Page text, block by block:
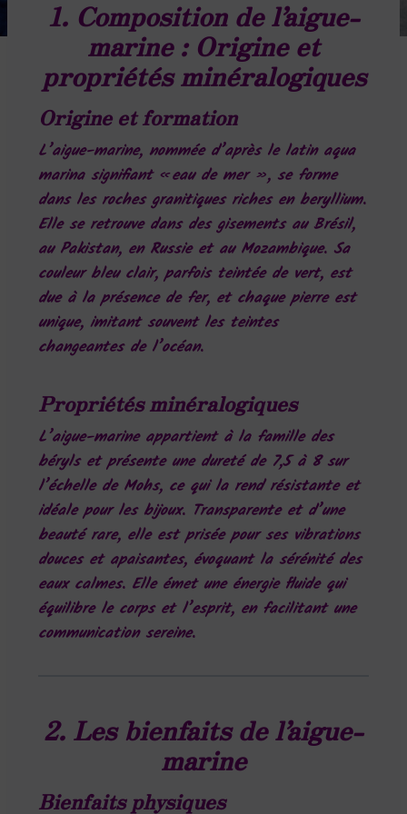
1. Composition de l’aigue-
marine : Origine et
propriétés minéralogiques
Origine et formation
L’aigue-marine, nommée d’après le latin aqua
marinasignifiant « eau de mer », se forme
dans les roches granitiques riches en beryllium.
Elle se retrouve dans des gisements au Brésil,
au Pakistan, en Russie et au Mozambique. Sa
couleur bleu clair, parfois teintée de vert, est
due à la présence de fer, et chaque pierre est
unique, imitant souvent les teintes
changeantes de l’océan.
Propriétés minéralogiques
L’aigue-marine appartient à la famille des
béryls et présente une dureté de 7,5 à 8 sur
l’échelle de Mohs, ce qui la rend résistante et
idéale pour les bijoux. Transparente et d’une
beauté rare, elle est prisée pour ses vibrations
douces et apaisantes, évoquant la sérénité des
eaux calmes. Elle émet une énergie fluide qui
équilibre le corps et l’esprit, en facilitant une
communication sereine.
2. Les bienfaits de l’aigue-
marine
Bienfaits physiques